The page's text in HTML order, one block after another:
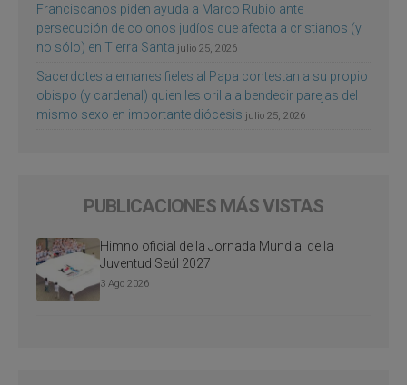
Franciscanos piden ayuda a Marco Rubio ante
persecución de colonos judíos que afecta a cristianos (y
no sólo) en Tierra Santa julio 25, 2026
Sacerdotes alemanes fieles al Papa contestan a su propio
obispo (y cardenal) quien les orilla a bendecir parejas del
mismo sexo en importante diócesis julio 25, 2026
PUBLICACIONES MÁS VISTAS
Himno oficial de la Jornada Mundial de la
Juventud Seúl 2027
3 Ago 2026